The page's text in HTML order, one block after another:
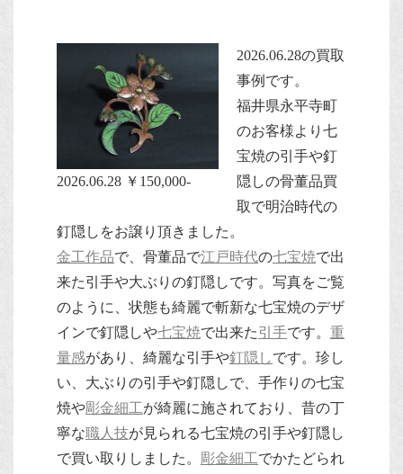
2026.06.28 ￥150,000-
2026.06.28の買取
事例です。
福井県永平寺町
のお客様より七
宝焼の引手や釘
隠しの骨董品買
取で明治時代の
釘隠しをお譲り頂きました。
金工作品で、骨董品で江戸時代の七宝焼で出
来た引手や大ぶりの釘隠しです。写真をご覧
のように、状態も綺麗で斬新な七宝焼のデザ
インで釘隠しや七宝焼で出来た引手です。 重
量感があり、綺麗な引手や釘隠しです。珍し
い、大ぶりの引手や釘隠しで、手作りの七宝
焼や彫金細工が綺麗に施されており、昔の丁
寧な職人技が見られる七宝焼の引手や釘隠し
で買い取りしました。 彫金細工でかたどられ